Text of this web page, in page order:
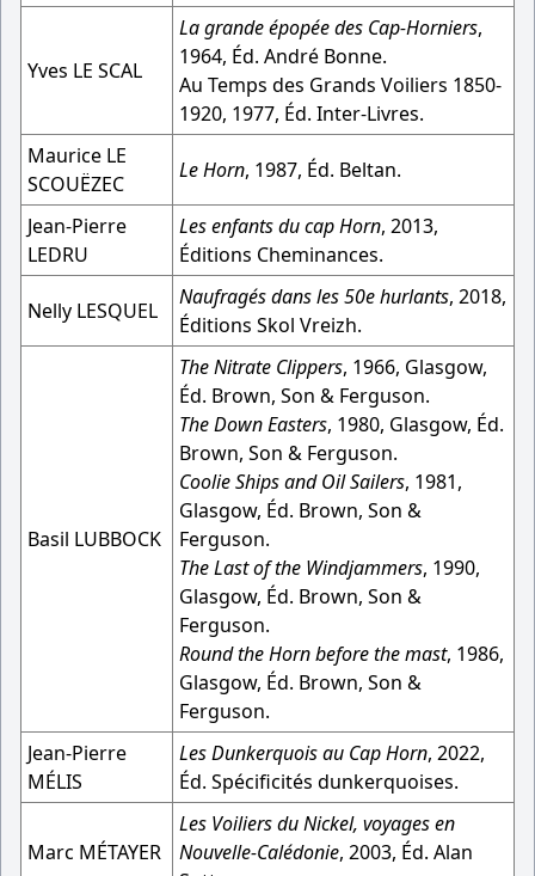
Yves LE SCAL
La grande épopée des Cap-Horniers,
1964, Éd. André Bonne.
Au Temps des Grands Voiliers 1850-
1920, 1977, Éd. Inter-Livres.
Maurice LE
SCOUËZEC
Le Horn, 1987, Éd. Beltan.
Jean-Pierre
LEDRU
Les enfants du cap Horn, 2013,
Éditions Cheminances.
Nelly LESQUEL
Naufragés dans les 50e hurlants, 2018,
Éditions Skol Vreizh.
Basil LUBBOCK
The Nitrate Clippers, 1966, Glasgow,
Éd. Brown, Son & Ferguson.
The Down Easters, 1980, Glasgow, Éd.
Brown, Son & Ferguson.
Coolie Ships and Oil Sailers, 1981,
Glasgow, Éd. Brown, Son &
Ferguson.
The Last of the Windjammers, 1990,
Glasgow, Éd. Brown, Son &
Ferguson.
Round the Horn before the mast, 1986,
Glasgow, Éd. Brown, Son &
Ferguson.
Jean-Pierre
MÉLIS
Les Dunkerquois au Cap Horn, 2022,
Éd. Spécificités dunkerquoises.
Marc MÉTAYER
Les Voiliers du Nickel, voyages en
Nouvelle-Calédonie, 2003, Éd. Alan